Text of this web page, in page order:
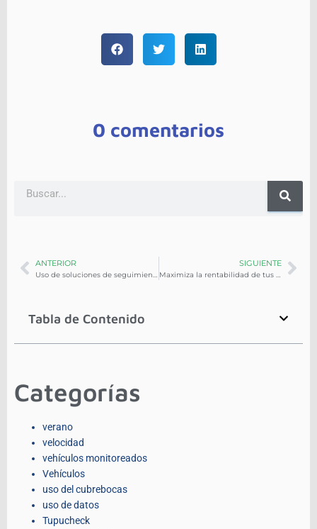
0 comentarios
ANTERIOR SIGUIENTE
Tabla de Contenido
Categorías
verano
velocidad
vehículos monitoreados
Vehículos
uso del cubrebocas
uso de datos
Tupucheck